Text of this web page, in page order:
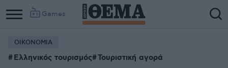
Games
ΟΙΚΟΝΟΜΙΑ
Ελληνικός τουρισμός Τουριστική αγορά